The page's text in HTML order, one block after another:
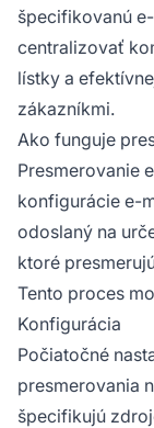
špecifikovanú
centralizovať
lístky a
zákazníkmi.
Ako funguje
Presmerovanie
konfigurácie e-
odoslaný na
ktoré
Tento proces
Konfigurácia
Počiatočné
presmerovania
špecifikujú